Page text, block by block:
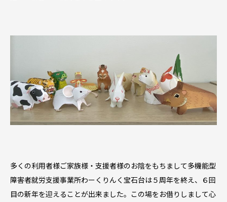
多くの利用者様ご家族様・支援者様のお陰をもちまして多機能型
障害者就労支援事業所わーくりんく宝石台は５周年を終え、６回
目の新年を迎えることが出来ました。この場をお借りしまして心